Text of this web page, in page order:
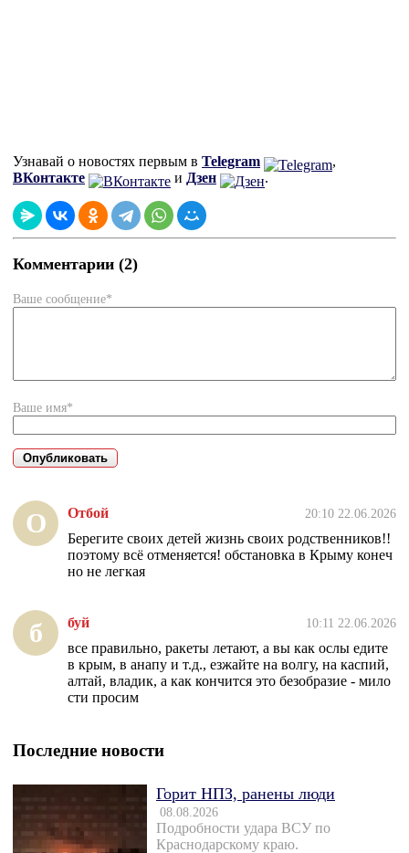
Узнавай о новостях первым в Telegram
,
ВКонтакте
и Дзен .
Комментарии (2)
Ваше сообщение*
Ваше имя*
О Отбой 20:10 22.06.2026
Берегите своих детей жизнь своих родственников!!
поэтому всё отменяется! обстановка в Крыму конеч
но не легкая
б буй 10:11 22.06.2026
все правильно, ракеты летают, а вы как ослы едите
в крым, в анапу и т.д., езжайте на волгу, на каспий,
алтай, владик, а как кончится это безобразие - мило
сти просим
Последние новости
Горит НПЗ, ранены люди
08.08.2026
Подробности удара ВСУ по
Краснодарскому краю.